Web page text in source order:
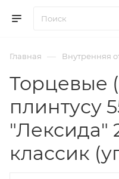
Главная — Внутренняя
Торцевые
плинтусу
"Лексида"
классик